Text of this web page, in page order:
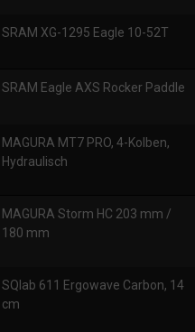
SRAM XG-1295 Eagle 10-52T
SRAM Eagle AXS Rocker Paddle
MAGURA MT7 PRO, 4-Kolben,
Hydraulisch
MAGURA Storm HC 203 mm /
180 mm
SQlab 611 Ergowave Carbon, 14
cm